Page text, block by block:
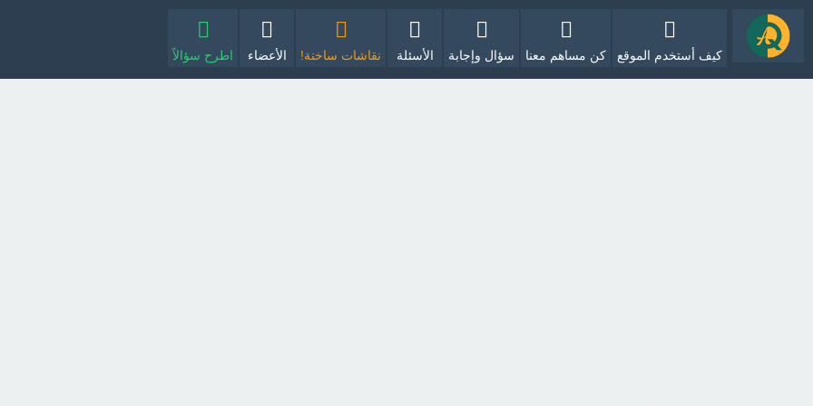
كيف أستخدم الموقع كن مساهم معنا سؤال وإجابة الأسئلة نقاشات ساخنة! الأعضاء اطرح سؤالاً